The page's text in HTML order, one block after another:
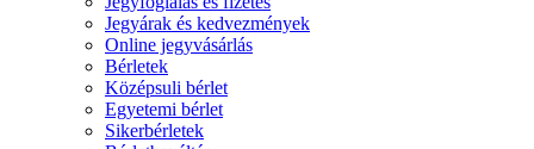
Jegyárak és kedvezmények
Online jegyvásárlás
Bérletek
Középsuli bérlet
Egyetemi bérlet
Sikerbérletek